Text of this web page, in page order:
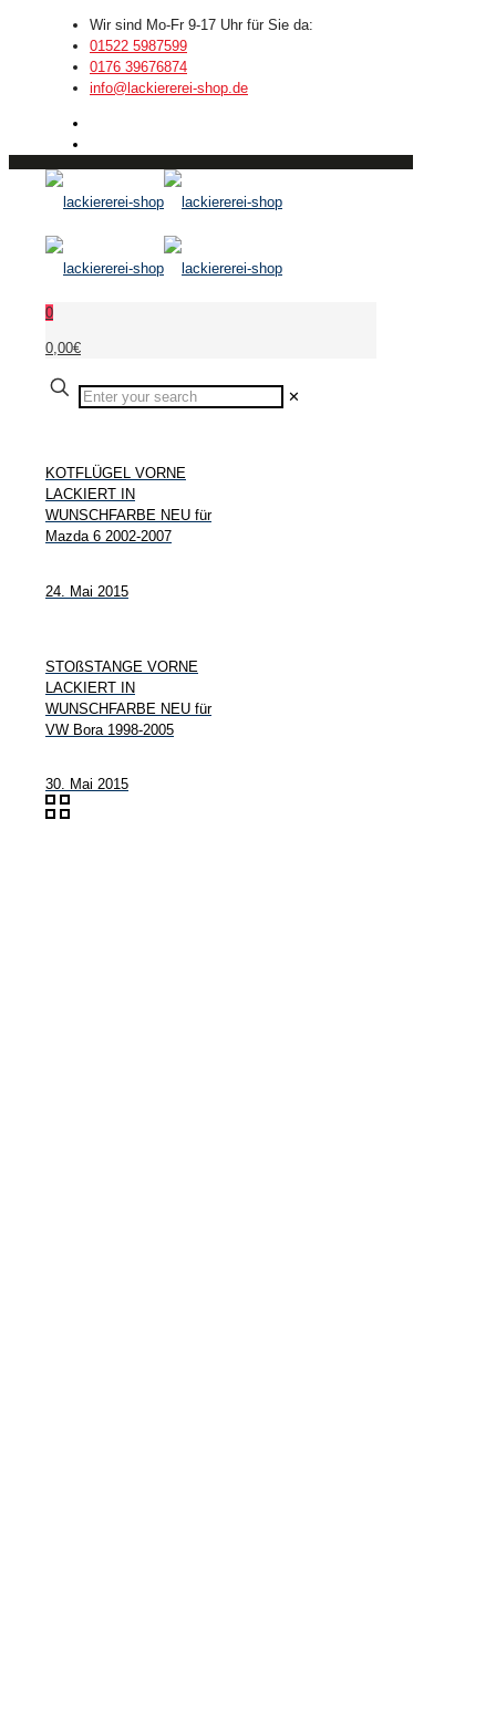
Wir sind Mo-Fr 9-17 Uhr für Sie da:
01522 5987599
0176 39676874
info@lackiererei-shop.de
0
0,00€
✕
KOTFLÜGEL VORNE
LACKIERT IN
WUNSCHFARBE NEU für
Mazda 6 2002-2007
24. Mai 2015
STOßSTANGE VORNE
LACKIERT IN
WUNSCHFARBE NEU für
VW Bora 1998-2005
30. Mai 2015